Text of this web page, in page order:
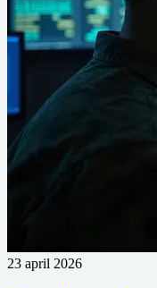
23 april 2026